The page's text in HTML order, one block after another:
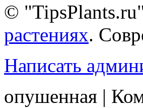
©
растениях.
Написать
опушенная |